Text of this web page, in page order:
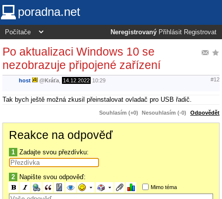
poradna.net
Neregistrovaný Přihlásit Registrovat
Po aktualizaci Windows 10 se
nezobrazuje připojené zařízení
host @Kráťa 14.12.2022 10:29 #12
Tak bych ještě možná zkusil přeinstalovat ovladač pro USB řadič.
Souhlasím (+0) Nesouhlasím (-0) Odpovědět
Reakce na odpověď
1 Zadajte svou přezdívku:
2 Napište svou odpověď:
Mimo téma